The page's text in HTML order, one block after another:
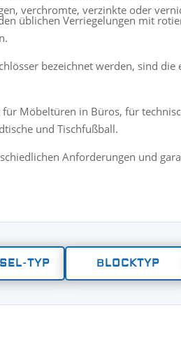
verchromte, verzinkte oder
üblichen Verriegelungen mit
bezeichnet werden, sind
Möbeltüren in Büros, für
und Tischfußball.
Anforderungen und
TYP BLOCKTYP